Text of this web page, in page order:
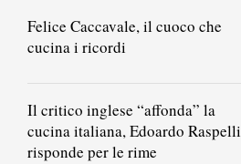
Felice Caccavale, il cuoco che
cucina i ricordi
Il critico inglese “affonda” la
cucina italiana, Edoardo Raspelli
risponde per le rime